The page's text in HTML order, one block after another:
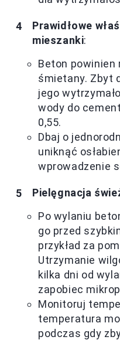
Prawidłowe
mieszanki:
Beton
śmietany. Zbyt
jego
wody do
0,55.
Dbaj o
uniknąć
wprowadzenie
Pielęgnacja
Po wylaniu
go przed
przykład za
Utrzymanie
kilka dni od
zapobiec
Monitoruj
temperatura
podczas gdy